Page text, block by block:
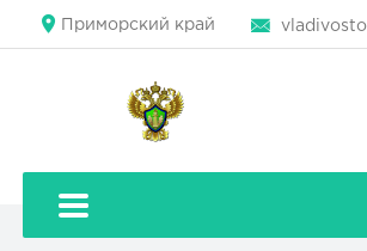
Приморский край